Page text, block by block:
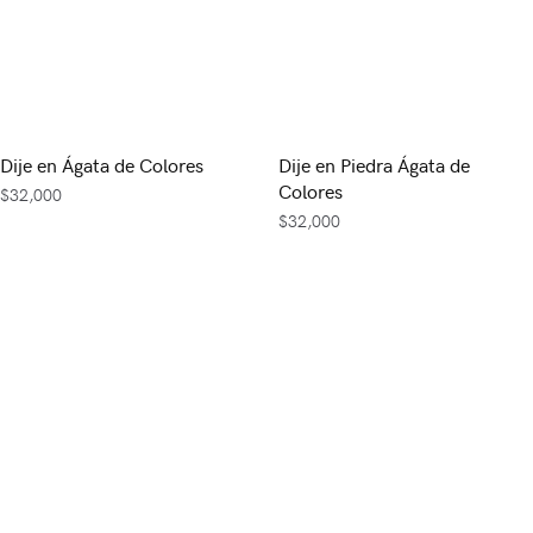
Dije en Ágata de Colores
$32,000
Dije en Piedra Ágata de
Colores
$32,000